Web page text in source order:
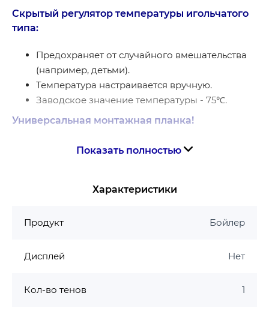
Скрытый регулятор температуры игольчатого
типа:
Предохраняет от случайного вмешательства
(например, детьми).
Температура настраивается вручную.
Заводское значение температуры - 75℃.
Универсальная монтажная планка!
Благодаря своим размерам позволяет снизить
«старые» крепления, что является особым
удобства при монтаже.
клапан
Входной клапан изготовлен из антибактериальной
Показать полностью
Характеристики
Продукт Бойлер
Дисплей Нет
Кол-во тенов 1